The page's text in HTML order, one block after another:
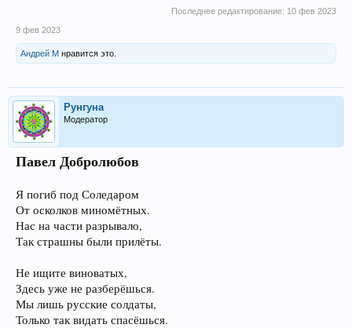
Последнее редактирование: 10 фев 2023
9 фев 2023
Андрей М нравится это.
Рунгуна
Модератор
Павел Добролюбов
Я погиб под Соледаром
От осколков миномётных.
Нас на части разрывало,
Так страшны были прилёты.
Не ищите виноватых,
Здесь уже не разберёшься.
Мы лишь русские солдаты,
Только так видать спасёшься.